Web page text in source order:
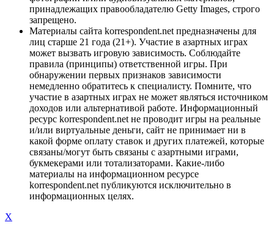
принадлежащих правообладателю Getty Images, строго
запрещено.
Материалы сайта korrespondent.net предназначены для
лиц старше 21 года (21+). Участие в азартных играх
может вызвать игровую зависимость. Соблюдайте
правила (принципы) ответственной игры. При
обнаружении первых признаков зависимости
немедленно обратитесь к специалисту. Помните, что
участие в азартных играх не может являться источником
доходов или альтернативой работе. Информационный
ресурс korrespondent.net не проводит игры на реальные
и/или виртуальные деньги, сайт не принимает ни в
какой форме оплату ставок и других платежей, которые
связаны/могут быть связаны с азартными играми,
букмекерами или тотализаторами. Какие-либо
материалы на информационном ресурсе
korrespondent.net публикуются исключительно в
информационных целях.
X